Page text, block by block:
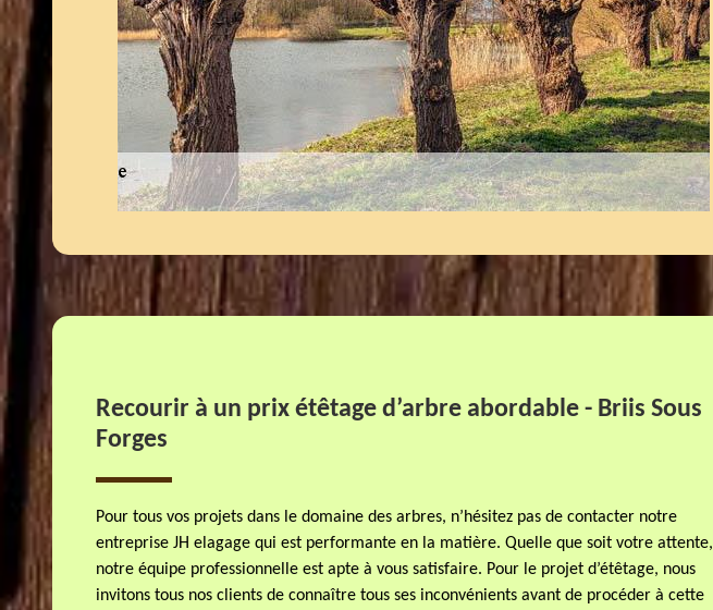
Recourir à un prix étêtage d’arbre abordable - Briis Sous
Forges
Pour tous vos projets dans le domaine des arbres, n’hésitez pas de contacter notre
entreprise JH elagage qui est performante en la matière. Quelle que soit votre attente,
notre équipe professionnelle est apte à vous satisfaire. Pour le projet d’étêtage, nous
invitons tous nos clients de connaître tous ses inconvénients avant de procéder à cette